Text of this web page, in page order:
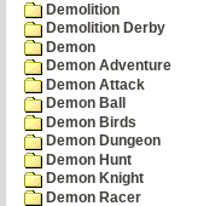
Demolition
Demolition Derby
Demon
Demon Adventure
Demon Attack
Demon Ball
Demon Birds
Demon Dungeon
Demon Hunt
Demon Knight
Demon Racer